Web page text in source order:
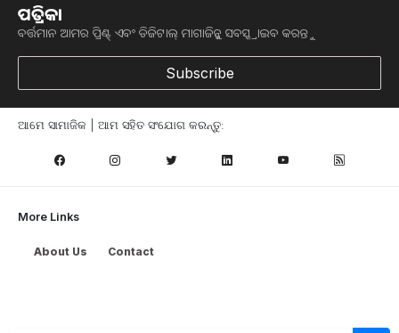
ପତ୍ରିକା
ବର୍ତ୍ତମାନ ଆମର ପ୍ରିଣ୍ଟ୍ ଏବଂ ଡିଜିଟାଲ୍ ମାଗାଜିନ୍କୁ ସବସ୍କ୍ରାଇବ କରନ୍ତୁ
Subscribe
ଆମେ ସାମାଜିକ | ଆମ ସହିତ ସଂଯୋଗ କରନ୍ତୁ:
More Links
About Us Contact